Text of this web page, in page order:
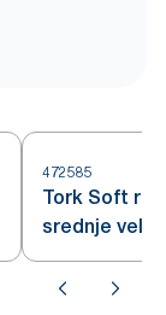
472585
Tork Soft
srednje
Premium –